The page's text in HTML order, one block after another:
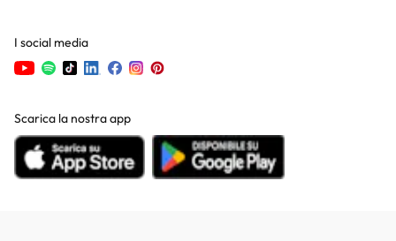
I social media
Scarica la nostra app